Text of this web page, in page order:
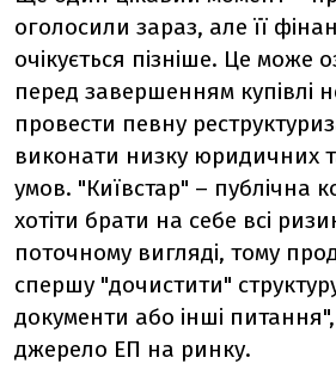
оголосили зараз, але її
очікується пізніше. Це може
перед завершенням купівлі
провести певну
виконати низку юридичних
умов. "Київстар" – публічна
хотіти брати на себе всі
поточному вигляді, тому
спершу "дочистити"
документи або інші
джерело ЕП на ринку.